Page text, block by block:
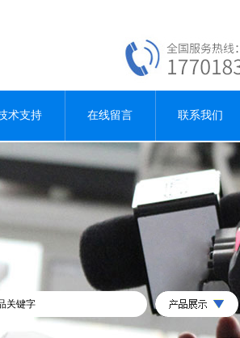
术支持 在线留言 联系我们